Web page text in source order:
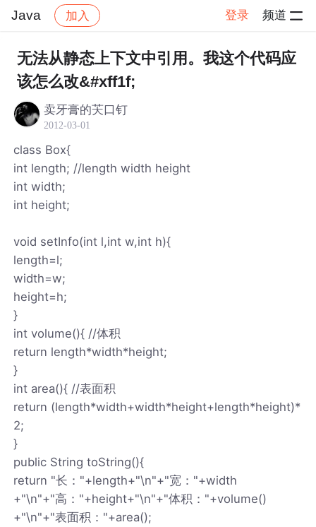
Java 加入 登录 频道
社区 Java 帖子详情
无法从静态上下文中引用。我这个代码应
该怎么改&#xff1f;
卖牙膏的芖口钉
2012-03-01
class Box{
int length; //length width height
int width;
int height;
void setInfo(int l,int w,int h){
length=l;
width=w;
height=h;
}
int volume(){ //体积
return length*width*height;
}
int area(){ //表面积
return (length*width+width*height+length*height)*
2;
}
public String toString(){
return "长："+length+"\n"+"宽："+width
+"\n"+"高："+height+"\n"+"体积："+volume()
+"\n"+"表面积："+area();